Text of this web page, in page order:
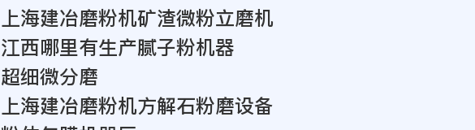
上海建冶磨粉机矿渣微粉立磨机
江西哪里有生产腻子粉机器
超细微分磨
上海建冶磨粉机方解石粉磨设备